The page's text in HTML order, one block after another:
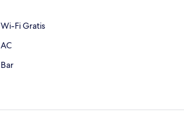
Wi-Fi Gratis
AC
Bar